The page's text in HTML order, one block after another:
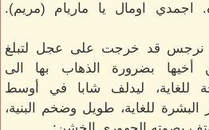
اجمدي اومال يا ماريام (مريم).
نرجس قد خرجت على عجل لتبلغ
بضرورة الذهاب بها الى
للغاية، ليدلف شابا في أوسط
البشرة للغاية، طويل وضخم البنية،